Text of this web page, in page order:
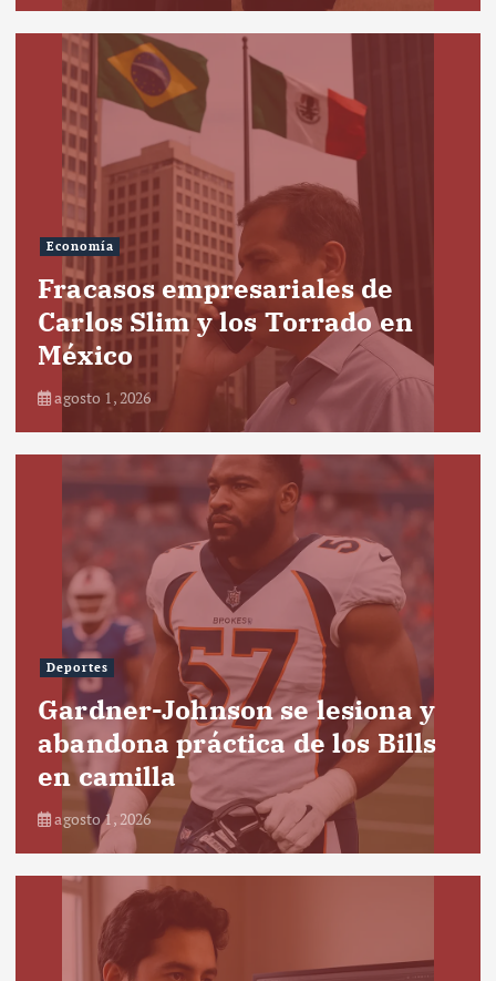
Economía
Fracasos empresariales de
Carlos Slim y los Torrado en
México
agosto 1, 2026
Deportes
Gardner-Johnson se lesiona y
abandona práctica de los Bills
en camilla
agosto 1, 2026